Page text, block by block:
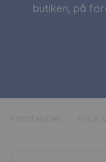
butiken, på
en smaksak,
faktum. Och
FÖRSTASIDAN FOLIE